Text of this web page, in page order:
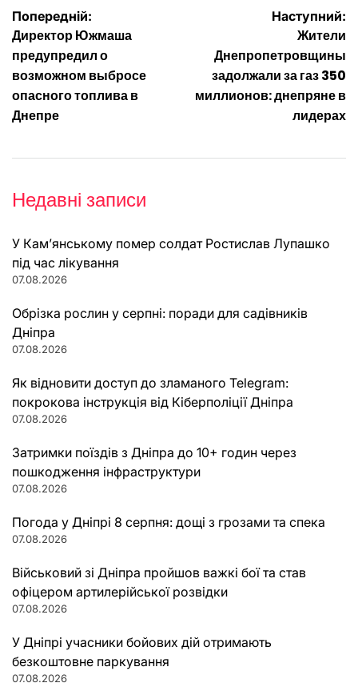
Навігація
записів
Попередній:
Директор Южмаша
предупредил о
возможном выбросе
опасного топлива в
Днепре
Наступний:
Жители
Днепропетровщины
задолжали за газ 350
миллионов: днепряне в
лидерах
Недавні записи
У Кам’янському помер солдат Ростислав Лупашко
під час лікування
07.08.2026
Обрізка рослин у серпні: поради для садівників
Дніпра
07.08.2026
Як відновити доступ до зламаного Telegram:
покрокова інструкція від Кіберполіції Дніпра
07.08.2026
Затримки поїздів з Дніпра до 10+ годин через
пошкодження інфраструктури
07.08.2026
Погода у Дніпрі 8 серпня: дощі з грозами та спека
07.08.2026
Військовий зі Дніпра пройшов важкі бої та став
офіцером артилерійської розвідки
07.08.2026
У Дніпрі учасники бойових дій отримають
безкоштовне паркування
07.08.2026